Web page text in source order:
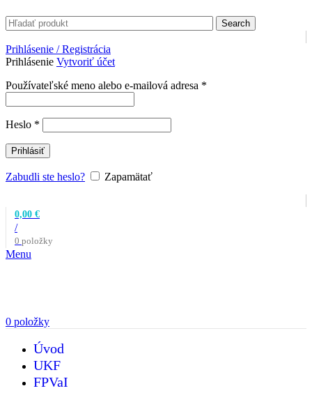
Search
Prihlásenie / Registrácia
Prihlásenie Vytvoriť účet
Používateľské meno alebo e-mailová adresa *
Heslo *
Prihlásiť
Zabudli ste heslo? Zapamätať
0 položky
/
0,00 €
Menu
0 položky
Úvod
UKF
FPVaI